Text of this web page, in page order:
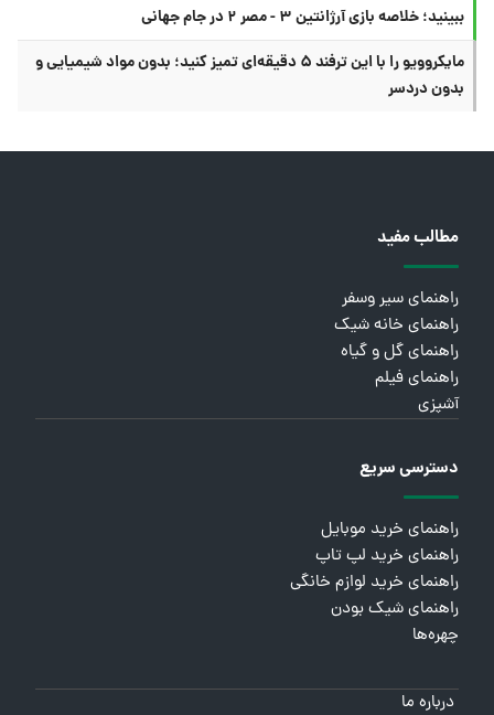
ببینید؛ خلاصه بازی آرژانتین ۳ - مصر ۲ در جام جهانی
مایکروویو را با این ترفند ۵ دقیقه‌ای تمیز کنید؛ بدون مواد شیمیایی و
بدون دردسر
مطالب مفید
راهنمای سیر وسفر
راهنمای خانه شیک
راهنمای گل و گیاه
راهنمای فیلم
آشپزی
دسترسی سریع
راهنمای خرید موبایل
راهنمای خرید لپ تاپ
راهنمای خرید لوازم خانگی
راهنمای شیک بودن
چهره‌ها
درباره ما